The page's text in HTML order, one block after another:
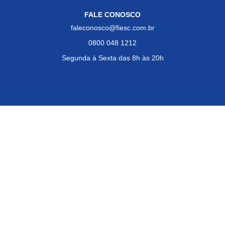
FALE CONOSCO
faleconosco@fiesc.com.br
0800 048 1212
Segunda à Sexta das 8h às 20h